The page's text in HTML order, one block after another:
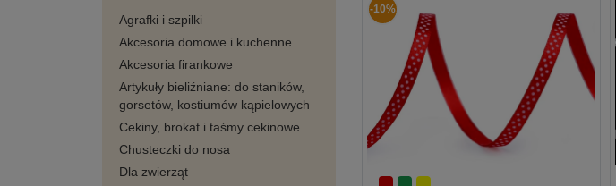
Agrafki i szpilki
Akcesoria domowe i kuchenne
Akcesoria firankowe
Artykuły bieliźniane: do staników,
gorsetów, kostiumów kąpielowych
Cekiny, brokat i taśmy cekinowe
Chusteczki do nosa
Dla zwierząt
-10%